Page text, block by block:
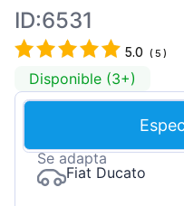
ID:6531
5.0 (5 )
Disponible (3+)
Se adapta
Fiat Ducato